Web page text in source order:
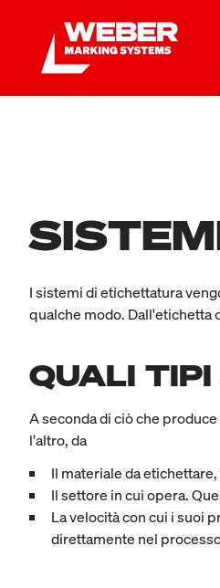
I sistemi di etichettatura
qualche modo. Dall'etichetta
QUALI
A seconda di ciò che
l'altro, da
Il materiale da
Il settore in cui opera.
La velocità con cui i suoi
direttamente nel